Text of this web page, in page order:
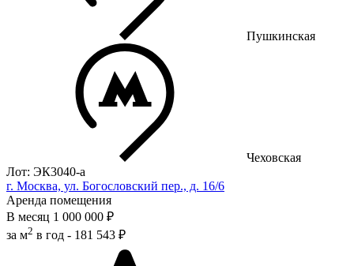
Пушкинская
Чеховская
Лот: ЭК3040-a
г. Москва, ул. Богословский пер., д. 16/6
Аренда помещения
В месяц 1 000 000 ₽
за м2 в год - 181 543 ₽